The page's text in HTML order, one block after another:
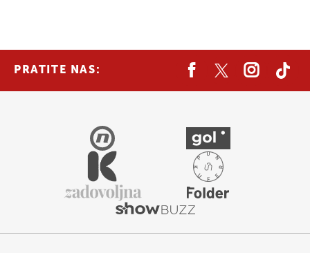
PRATITE NAS: